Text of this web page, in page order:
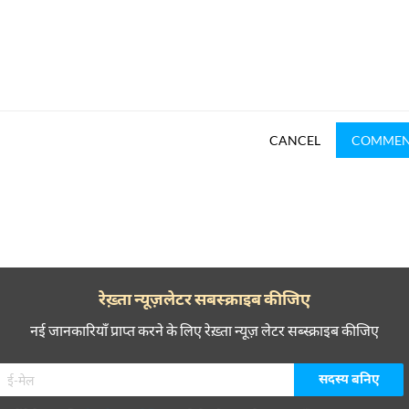
CANCEL
रेख़्ता न्यूज़लेटर सबस्क्राइब कीजिए
नई जानकारियाँ प्राप्त करने के लिए रेख़्ता न्यूज़ लेटर सब्स्क्राइब कीजिए